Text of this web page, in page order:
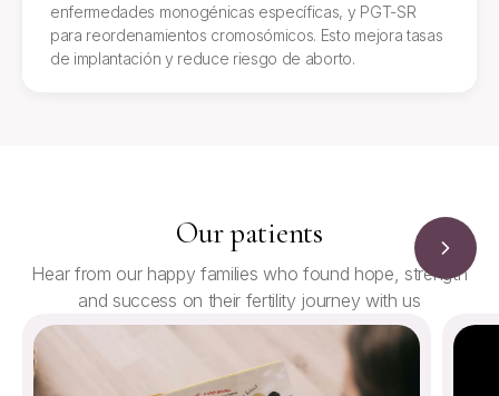
enfermedades monogénicas específicas, y PGT-SR
para reordenamientos cromosómicos. Esto mejora tasas
de implantación y reduce riesgo de aborto.
Our patients
Hear from our happy families who found hope, strength
and success on their fertility journey with us